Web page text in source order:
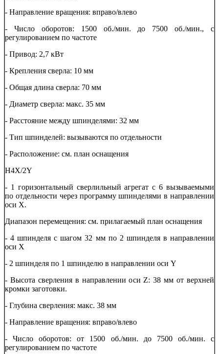
- Направление вращения: вправо/влево
- Число оборотов: 1500 об./мин. до 7500 об./мин., с
регулированием по частоте
- Привод: 2,7 кВт
- Крепления сверла: 10 мм
- Общая длина сверла: 70 мм
- Диаметр сверла: макс. 35 мм
- Расстояние между шпинделями: 32 мм
- Тип шпинделей: вызываются по отдельности
- Расположение: см. план оснащения
H4Х/2Y
- 1 горизонтальный сверлильный агрегат с 6 вызываемыми
по отдельности через программу шпинделями в направлении
оси Х.
Диапазон перемещения: см. прилагаемый план оснащения
- 4 шпинделя с шагом 32 мм по 2 шпинделя в направлении
оси Х
- 2 шпинделя по 1 шпинделю в направлении оси Y
- Высота сверления в направлении оси Z: 38 мм от верхней
кромки заготовки.
- Глубина сверления: макс. 38 мм
- Направление вращения: вправо/влево
- Число оборотов: от 1500 об./мин. до 7500 об./мин. с
регулированием по частоте